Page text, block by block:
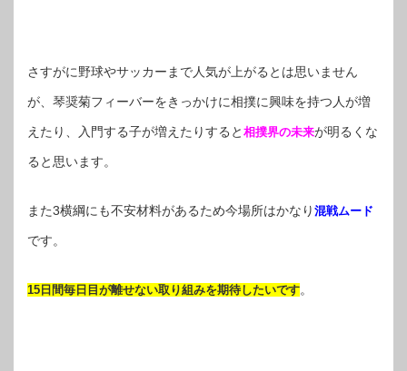
さすがに野球やサッカーまで人気が上がるとは思いません
が、琴奨菊フィーバーをきっかけに相撲に興味を持つ人が増
えたり、入門する子が増えたりすると 相撲界の未来が明るくな
ると思います。
また3横綱にも不安材料があるため今場所はかなり 混戦ムード
です。
15日間毎日目が離せない取り組みを期待したいです。